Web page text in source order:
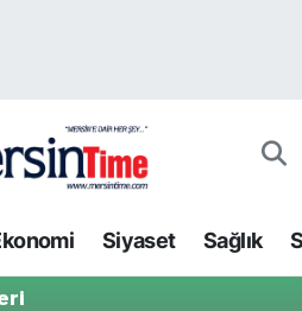
Siyaset Sağlık